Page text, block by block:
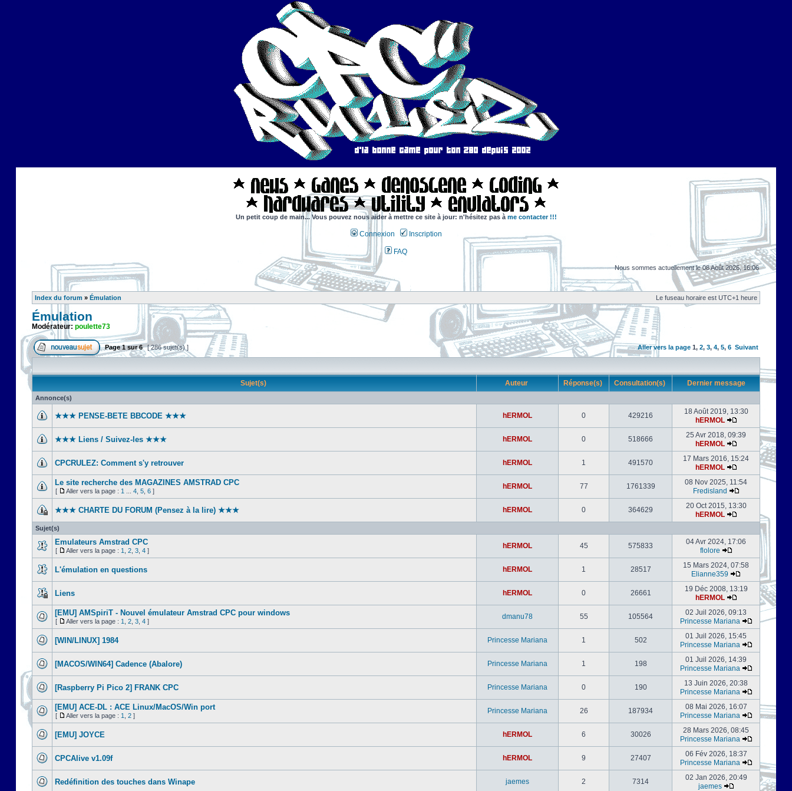
Un petit coup de main... Vous pouvez nous aider à mettre ce site à jour: n'hésitez pas à me contacter !!!
Connexion Inscription
FAQ
Nous sommes actuellement le 08 Août 2026, 16:06
Index du forum » Émulation Le fuseau horaire est UTC+1 heure
Émulation
Modérateur: poulette73
Page1sur6 [ 286 sujet(s) ] Aller vers la page 1, 2, 3, 4, 5, 6 Suivant
Sujet(s) Auteur Réponse(s) Consultation(s) Dernier message
Annonce(s)
★★★ PENSE-BETE BBCODE ★★★ hERMOL 0 429216
18 Août 2019, 13:30
hERMOL
★★★ Liens / Suivez-les ★★★ hERMOL 0 518666
25 Avr 2018, 09:39
hERMOL
CPCRULEZ: Comment s'y retrouver‎ hERMOL 1 491570
17 Mars 2016, 15:24
hERMOL
Le site recherche des MAGAZINES AMSTRAD CPC
[ Aller vers la page : 1 4 5 6 ]
hERMOL 77 1761339
08 Nov 2025, 11:54
Fredisland
★★★ CHARTE DU FORUM (Pensez à la lire) ★★★ hERMOL 0 364629
20 Oct 2015, 13:30
hERMOL
Sujet(s)
Emulateurs Amstrad CPC
[ Aller vers la page : 1 2 3 4 ]
hERMOL 45 575833
04 Avr 2024, 17:06
flolore
L'émulation en questions hERMOL 1 28517
15 Mars 2024, 07:58
Elianne359
Liens hERMOL 0 26661
19 Déc 2008, 13:19
hERMOL
[EMU] AMSpiriT - Nouvel émulateur Amstrad CPC pour windows
[ Aller vers la page : 1 2 3 4 ]
dmanu78 55 105564
02 Juil 2026, 09:13
Princesse Mariana
[WIN/LINUX] 1984 Princesse Mariana 1 502
01 Juil 2026, 15:45
Princesse Mariana
[MACOS/WIN64] Cadence (Abalore) Princesse Mariana 1 198
01 Juil 2026, 14:39
Princesse Mariana
[Raspberry Pi Pico 2] FRANK CPC Princesse Mariana 0 190
13 Juin 2026, 20:38
Princesse Mariana
[EMU] ACE-DL : ACE Linux/MacOS/Win port
[ Aller vers la page : 1 2 ]
Princesse Mariana 26 187934
08 Mai 2026, 16:07
Princesse Mariana
[EMU] JOYCE hERMOL 6 30026
28 Mars 2026, 08:45
Princesse Mariana
CPCAlive v1.09f hERMOL 9 27407
06 Fév 2026, 18:37
Princesse Mariana
Redéfinition des touches dans Winape jaemes 2 7314
02 Jan 2026, 20:49
jaemes